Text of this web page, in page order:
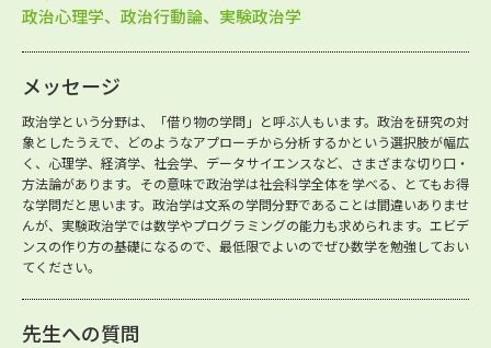
政治心理学、政治行動論、実験政治学
メッセージ
政治学という分野は、「借り物の学問」と呼ぶ人もいます。政治を研究の対
象としたうえで、どのようなアプローチから分析するかという選択肢が幅広
く、心理学、経済学、社会学、データサイエンスなど、さまざまな切り口・
方法論があります。その意味で政治学は社会科学全体を学べる、とてもお得
な学問だと思います。政治学は文系の学問分野であることは間違いありませ
んが、実験政治学では数学やプログラミングの能力も求められます。エビデ
ンスの作り方の基礎になるので、最低限でよいのでぜひ数学を勉強しておい
てください。
先生への質問